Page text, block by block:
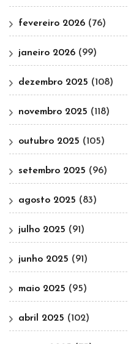
fevereiro 2026 (76)
janeiro 2026 (99)
dezembro 2025 (108)
novembro 2025 (118)
outubro 2025 (105)
setembro 2025 (96)
agosto 2025 (83)
julho 2025 (91)
junho 2025 (91)
maio 2025 (95)
abril 2025 (102)